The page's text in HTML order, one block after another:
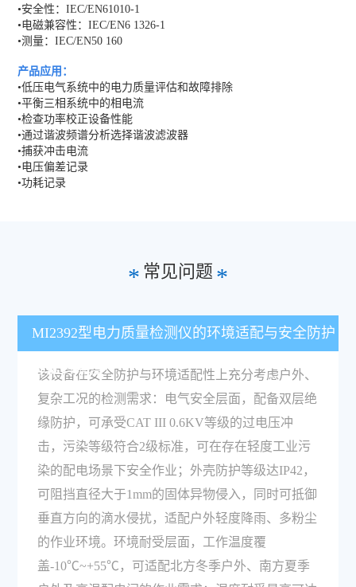
•安全性：IEC/EN61010-1
•电磁兼容性：IEC/EN6 1326-1
•测量：IEC/EN50 160
产品应用：
•低压电气系统中的电力质量评估和故障排除
•平衡三相系统中的相电流
•检查功率校正设备性能
•通过谐波频谱分析选择谐波滤波器
•捕获冲击电流
•电压偏差记录
•功耗记录
* 常见问题 *
MI2392型电力质量检测仪的环境适配与安全防护
标准有哪些？
该设备在安全防护与环境适配性上充分考虑户外、
复杂工况的检测需求：电气安全层面，配备双层绝
缘防护，可承受CAT III 0.6KV等级的过电压冲
击，污染等级符合2级标准，可在存在轻度工业污
染的配电场景下安全作业；外壳防护等级达IP42，
可阻挡直径大于1mm的固体异物侵入，同时可抵御
垂直方向的滴水侵扰，适配户外轻度降雨、多粉尘
的作业环境。环境耐受层面，工作温度覆
盖-10℃~+55℃，可适配北方冬季户外、南方夏季